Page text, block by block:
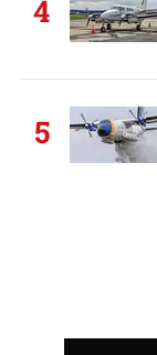
4
5